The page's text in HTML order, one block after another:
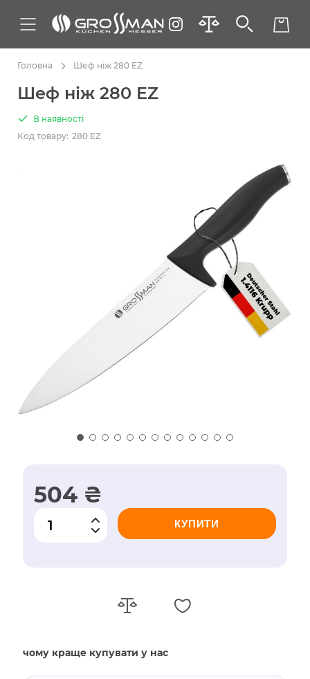
Головна Шеф ніж 280 EZ
Шеф ніж 280 EZ
В наявності
Код товару: 280 EZ
504 ₴
КУПИТИ
чому краще купувати у нас